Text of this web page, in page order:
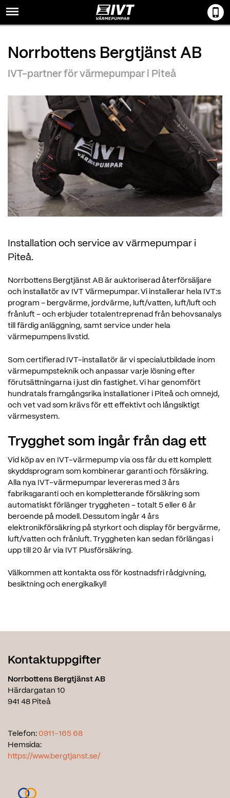
Norrbottens Bergtjänst AB
IVT-partner för värmepumpar i Piteå
Installation och service av värmepumpar i
Piteå.
Norrbottens Bergtjänst AB är auktoriserad återförsäljare
och installatör av IVT Värmepumpar. Vi installerar hela IVT:s
program – bergvärme, jordvärme, luft/vatten, luft/luft och
frånluft – och erbjuder totalentreprenad från behovsanalys
till färdig anläggning, samt service under hela
värmepumpens livstid.
Som certifierad IVT-installatör är vi specialutbildade inom
värmepumpsteknik och anpassar varje lösning efter
förutsättningarna i just din fastighet. Vi har genomfört
hundratals framgångsrika installationer i Piteå och omnejd,
och vet vad som krävs för ett effektivt och långsiktigt
värmesystem.
Trygghet som ingår från dag ett
Vid köp av en IVT-värmepump via oss får du ett komplett
skyddsprogram som kombinerar garanti och försäkring.
Alla nya IVT-värmepumpar levereras med 3 års
fabriksgaranti och en kompletterande försäkring som
automatiskt förlänger tryggheten – totalt 5 eller 6 år
beroende på modell. Dessutom ingår 4 års
elektronikförsäkring på styrkort och display för bergvärme,
luft/vatten och frånluft. Tryggheten kan sedan förlängas i
upp till 20 år via IVT Plusförsäkring.
Välkommen att kontakta oss för kostnadsfri rådgivning,
besiktning och energikalkyl!
Kontaktuppgifter
Norrbottens Bergtjänst AB
Härdargatan 10
941 48 Piteå
Telefon: 0911-165 68
Hemsida:
https://www.bergtjanst.se/